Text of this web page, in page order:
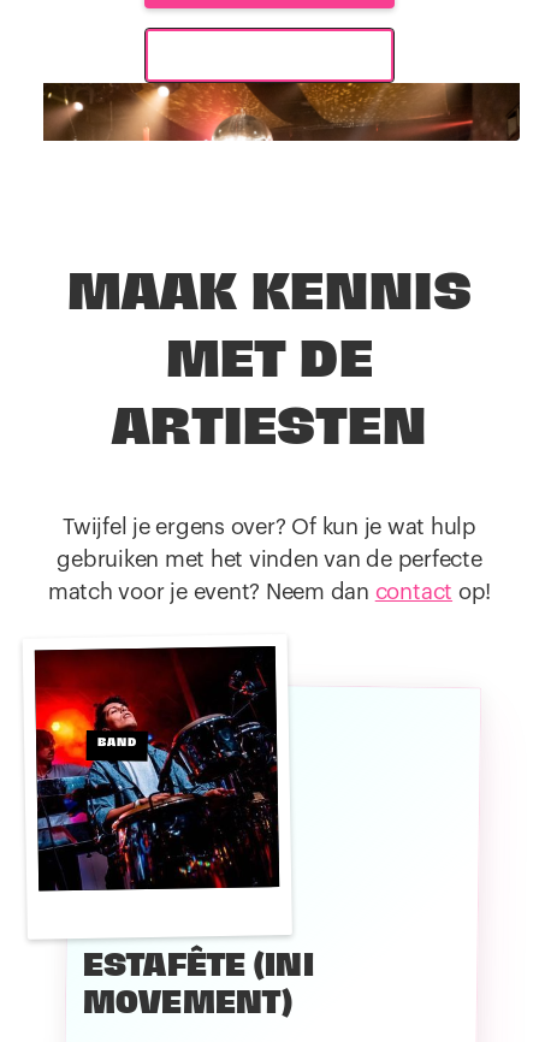
MAAK KENNIS
MET DE
ARTIESTEN
Twijfel je ergens over? Of kun je wat hulp
gebruiken met het vinden van de perfecte
match voor je event? Neem dan contact op!
ESTAFÊTE (INI
MOVEMENT)
BAND